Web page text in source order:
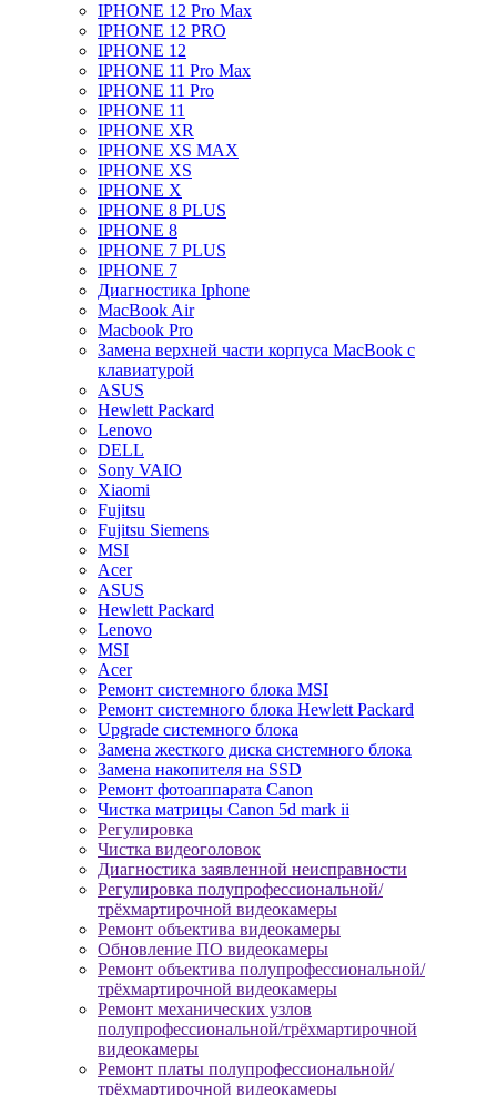
IPHONE 12 Pro Max
IPHONE 12 PRO
IPHONE 12
IPHONE 11 Pro Max
IPHONE 11 Pro
IPHONE 11
IPHONE XR
IPHONE XS MAX
IPHONE XS
IPHONE X
IPHONE 8 PLUS
IPHONE 8
IPHONE 7 PLUS
IPHONE 7
Диагностика Iphone
MacBook Air
Macbook Pro
Замена верхней части корпуса MacBook с
клавиатурой
ASUS
Hewlett Packard
Lenovo
DELL
Sony VAIO
Xiaomi
Fujitsu
Fujitsu Siemens
MSI
Acer
ASUS
Hewlett Packard
Lenovo
MSI
Acer
Ремонт системного блока MSI
Ремонт системного блока Hewlett Packard
Upgrade системного блока
Замена жесткого диска системного блока
Замена накопителя на SSD
Ремонт фотоаппарата Canon
Чистка матрицы Canon 5d mark ii
Регулировка
Чистка видеоголовок
Диагностика заявленной неисправности
Регулировка полупрофессиональной/
трёхмартирочной видеокамеры
Ремонт объектива видеокамеры
Обновление ПО видеокамеры
Ремонт объектива полупрофессиональной/
трёхмартирочной видеокамеры
Ремонт механических узлов
полупрофессиональной/трёхмартирочной
видеокамеры
Ремонт платы полупрофессиональной/
трёхмартирочной видеокамеры